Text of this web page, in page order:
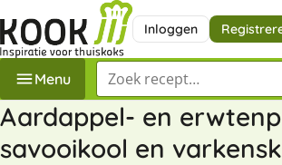
Inloggen
Menu Zoek een recept
Aardappel- en
savooikool en